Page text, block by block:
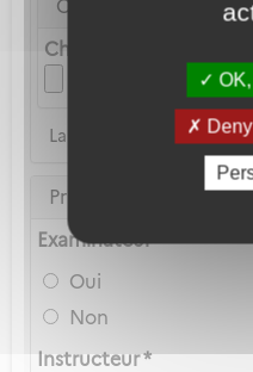
Carte Nationale
Choix du fichier
La copie du permis de
Privilèges Navigant
Examinateur *
Oui
Non
Instructeur *